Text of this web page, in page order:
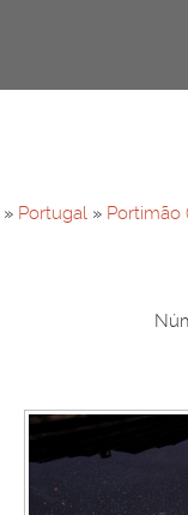
» Portugal » Portimão